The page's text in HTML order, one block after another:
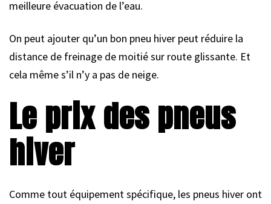
meilleure évacuation de l’eau.
On peut ajouter qu’un bon pneu hiver peut réduire la
distance de freinage de moitié sur route glissante. Et
cela même s’il n’y a pas de neige.
Le prix des pneus
hiver
Comme tout équipement spécifique, les pneus hiver ont